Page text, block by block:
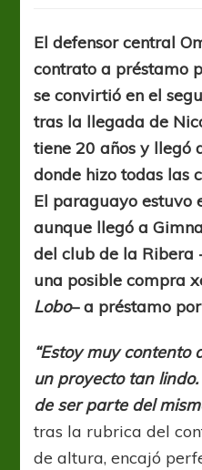
El defensor central
contrato a préstamo
se convirtió en el
tras la llegada de
tiene 20 años y llegó
donde hizo todas las
El paraguayo estuvo
aunque llegó a
del club de la Ribera
una posible compra
Lobo– a préstamo
“Estoy muy contento
un proyecto tan
de ser parte del
tras la rubrica del
de altura, encajó